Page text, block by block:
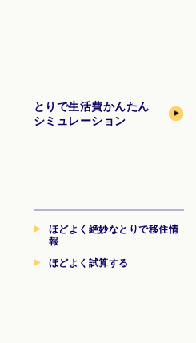
とりで生活費かんたん
シミュレーション
ほどよく絶妙なとりで移住情
報
ほどよく試算する